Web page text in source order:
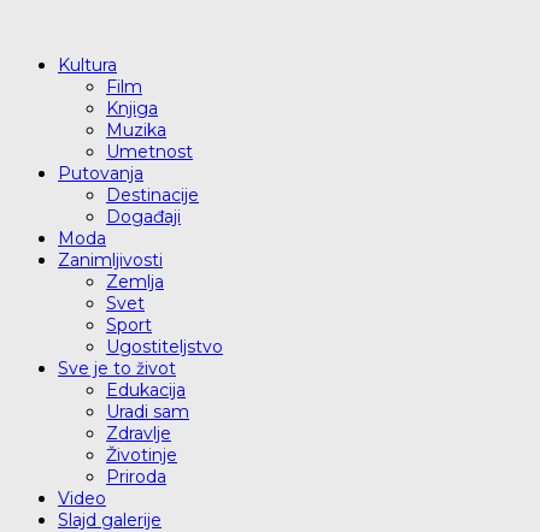
Kultura
Film
Knjiga
Muzika
Umetnost
Putovanja
Destinacije
Događaji
Moda
Zanimljivosti
Zemlja
Svet
Sport
Ugostiteljstvo
Sve je to život
Edukacija
Uradi sam
Zdravlje
Životinje
Priroda
Video
Slajd galerije